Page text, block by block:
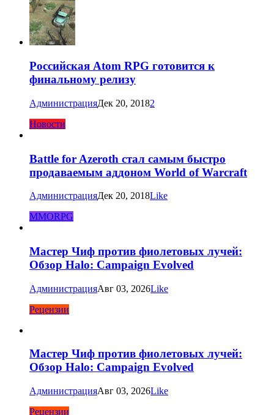
Российская Atom RPG готовится к
финальному релизу
АдминистрацияДек 20, 20182
Новости
Battle for Azeroth стал самым быстро
продаваемым аддоном World of Warcraft
АдминистрацияДек 20, 2018Like
MMORPG
Мастер Чиф против фиолетовых лучей:
Обзор Halo: Campaign Evolved
АдминистрацияАвг 03, 2026Like
Рецензии
Мастер Чиф против фиолетовых лучей:
Обзор Halo: Campaign Evolved
АдминистрацияАвг 03, 2026Like
Рецензии